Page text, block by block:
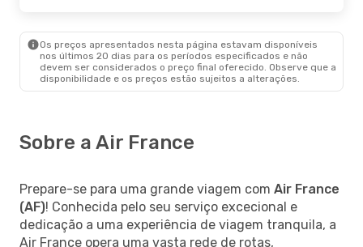
Os preços apresentados nesta página estavam disponíveis
nos últimos 20 dias para os períodos especificados e não
devem ser considerados o preço final oferecido. Observe que a
disponibilidade e os preços estão sujeitos a alterações.
Sobre a Air France
Prepare-se para uma grande viagem com Air France
(AF)! Conhecida pelo seu serviço excecional e
dedicação a uma experiência de viagem tranquila, a
Air France opera uma vasta rede de rotas,